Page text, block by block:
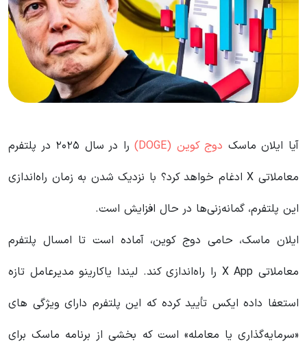
آیا ایلان ماسک دوج کوین (DOGE)
را در سال ۲۰۲۵ در پلتفرم
معاملاتی X ادغام خواهد کرد؟ با نزدیک شدن به زمان راه‌اندازی
این پلتفرم، گمانه‌زنی‌ها در حال افزایش است.
ایلان ماسک، حامی دوج کوین، آماده است تا امسال پلتفرم
معاملاتی X App را راه‌اندازی کند. لیندا یاکارینو مدیرعامل تازه
استعفا داده ایکس تأیید کرده که این پلتفرم دارای ویژگی های
«سرمایه‌گذاری یا معامله» است که بخشی از برنامه ماسک برای